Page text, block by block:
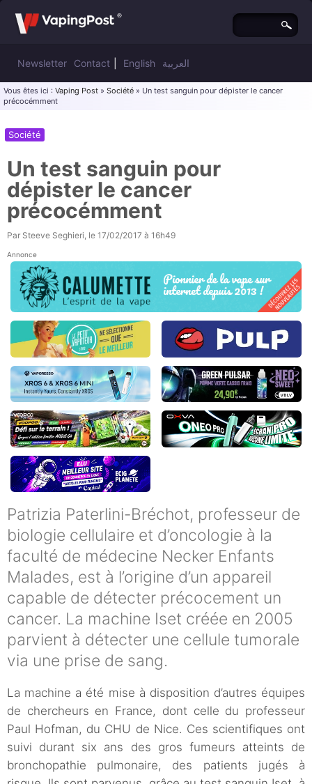
Newsletter Contact English العربية
Vous êtes ici : Vaping Post » Société » Un test sanguin pour dépister le cancer
précocémment
Société
Un test sanguin pour
dépister le cancer
précocémment
Par Steeve Seghieri, le 17/02/2017 à 16h49
Annonce
Patrizia Paterlini-Bréchot, professeur de
biologie cellulaire et d’oncologie à la
faculté de médecine Necker Enfants
Malades, est à l’origine d’un appareil
capable de détecter précocement un
cancer. La machine Iset créée en 2005
parvient à détecter une cellule tumorale
via une prise de sang.
La machine a été mise à disposition d’autres équipes
de chercheurs en France, dont celle du professeur
Paul Hofman, du CHU de Nice. Ces scientifiques ont
suivi durant six ans des gros fumeurs atteints de
bronchopathie pulmonaire, des patients jugés à